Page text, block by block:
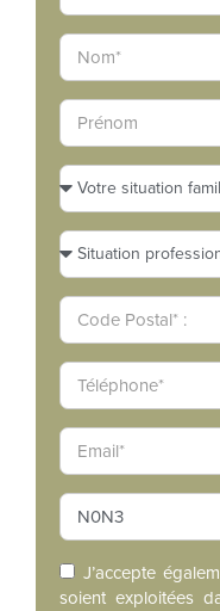
J’accepte
soient exploitées